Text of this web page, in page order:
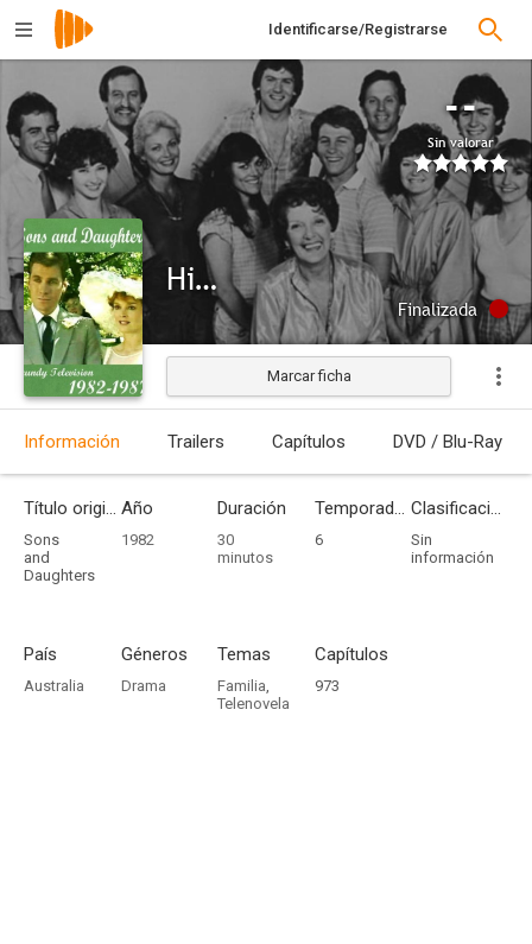
Identificarse/Registrarse
--
Sin valorar
Hijos e hijas
Finalizada
Marcar ficha
Información Trailers Capítulos DVD / Blu-Ray
Título original
Sons
and
Daughters
Año
1982
Duración
30
minutos
Temporadas
6
Clasificación por edades
Sin
información
País
Australia
Géneros
Drama
Temas
Familia,
Telenovela
Capítulos
973